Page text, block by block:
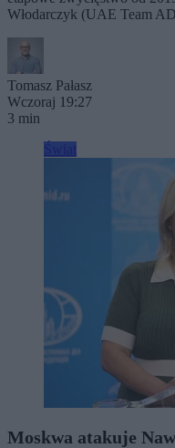
Włodarczyk (UAE Team
Tomasz Pałasz
Wczoraj 19:27
3 min
Moskwa atakuje